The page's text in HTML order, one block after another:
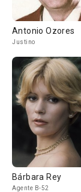
Antonio Ozores
Justino
Bárbara Rey
Agente B-52